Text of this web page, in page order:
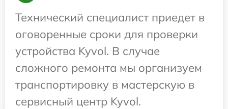
Технический специалист приедет в
оговоренные сроки для проверки
устройства Kyvol. В случае
сложного ремонта мы организуем
транспортировку в мастерскую в
сервисный центр Kyvol.